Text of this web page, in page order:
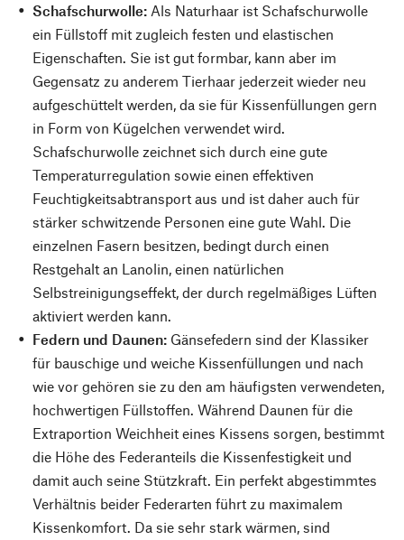
Schafschurwolle: Als Naturhaar ist Schafschurwolle
ein Füllstoff mit zugleich festen und elastischen
Eigenschaften. Sie ist gut formbar, kann aber im
Gegensatz zu anderem Tierhaar jederzeit wieder neu
aufgeschüttelt werden, da sie für Kissenfüllungen gern
in Form von Kügelchen verwendet wird.
Schafschurwolle zeichnet sich durch eine gute
Temperaturregulation sowie einen effektiven
Feuchtigkeitsabtransport aus und ist daher auch für
stärker schwitzende Personen eine gute Wahl. Die
einzelnen Fasern besitzen, bedingt durch einen
Restgehalt an Lanolin, einen natürlichen
Selbstreinigungseffekt, der durch regelmäßiges Lüften
aktiviert werden kann.
Federn und Daunen: Gänsefedern sind der Klassiker
für bauschige und weiche Kissenfüllungen und nach
wie vor gehören sie zu den am häufigsten verwendeten,
hochwertigen Füllstoffen. Während Daunen für die
Extraportion Weichheit eines Kissens sorgen, bestimmt
die Höhe des Federanteils die Kissenfestigkeit und
damit auch seine Stützkraft. Ein perfekt abgestimmtes
Verhältnis beider Federarten führt zu maximalem
Kissenkomfort. Da sie sehr stark wärmen, sind